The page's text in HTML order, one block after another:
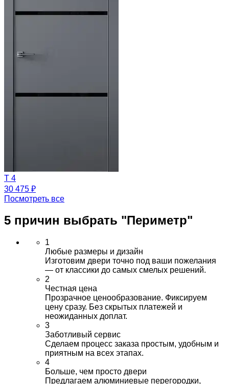
T 4
30 475 ₽
Посмотреть все
5 причин выбрать "Периметр"
1
Любые размеры и дизайн
Изготовим двери точно под ваши пожелания
— от классики до самых смелых решений.
2
Честная цена
Прозрачное ценообразование. Фиксируем
цену сразу. Без скрытых платежей и
неожиданных доплат.
3
Заботливый сервис
Сделаем процесс заказа простым, удобным и
приятным на всех этапах.
4
Больше, чем просто двери
Предлагаем алюминиевые перегородки,